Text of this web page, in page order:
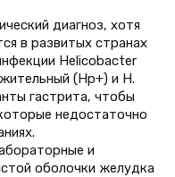
диагноз, хотя
в развитых странах
Helicobacter
(Нр+) и H.
гастрита, чтобы
недостаточно
и
оболочки желудка